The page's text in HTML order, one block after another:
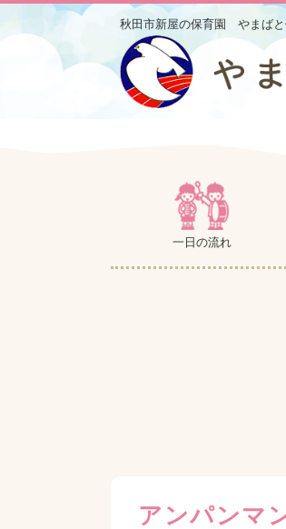
秋田市新屋の保育園 やまば
一日の流れ
アンパンマ